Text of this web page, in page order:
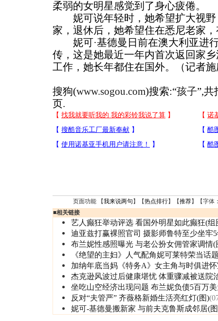
柔弱的女明星感觉到了身心疲倦。
妮可说年轻时，她希望扩大视野
家，退休后，她希望住在悉尼老家
妮可·基德曼日前在澳大利亚进
传，这是她最近一年内首次返回家
工作，她长年都住在国外。（记者
搜狗(www.sogou.com)搜索:“孩子”,共
页.
页面功能 【我来说两句 】【热点排行】【推荐】【字体
■相关链接
艺人癫狂举动评选 看国外明星如此癫狂(组
迪亚兹打赢裸照官司 摄影师鲁特至少坐牢
布兰妮性感照曝光 与老公扮女佣管家调情(
《绝望的主妇》人气配角妮可莱特荣当话
加纳年底当妈《特务A》女主角与时俱进
杰克逊风波过后健康堪忧 体重骤减被送院
坐吃山空经济出现问题 布兰妮负债5百万
反对“夫管严” 齐薇格新婚生活亮红灯(图)
妮可-基德曼搬新家 与前夫克鲁斯成邻居(